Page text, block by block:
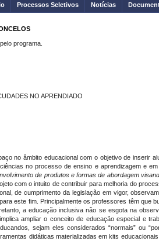
Processos Seletivos Notícias
programa.
NO APRENDIADO
no âmbito educacional com o objetivo de inserir
no processo de ensino e aprendizagem e
de produtos e formas de abordagem
com o intuito de contribuir para melhoria do
de cumprimento da legislação em vigor,
este fim. Principalmente os professores têm que
a educação inclusiva não se esgota na
ampliar o conceito de educação especial e
sejam eles considerados “normais” ou
didáticas materializadas em kits